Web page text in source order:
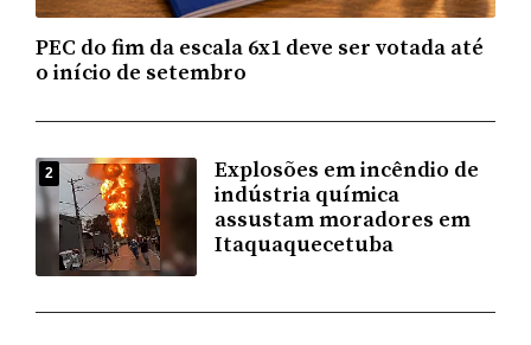
PEC do fim da escala 6x1 deve ser votada até
o início de setembro
2
Explosões em incêndio de
indústria química
assustam moradores em
Itaquaquecetuba